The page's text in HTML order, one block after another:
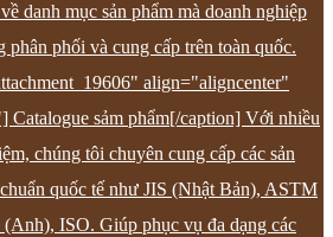
danh mục sản phẩm mà doanh nghiệp
phân phối và cung cấp trên toàn quốc.
align="aligncenter"
Catalogue sảm phẩm[/caption] Với nhiều
chúng tôi chuyên cung cấp các sản
quốc tế như JIS (Nhật Bản), ASTM
ISO. Giúp phục vụ đa dạng các